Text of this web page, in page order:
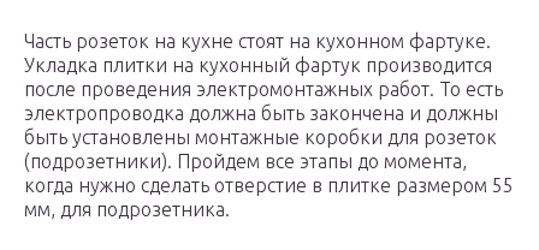
Часть розеток на кухне стоят на кухонном фартуке.
Укладка плитки на кухонный фартук производится
после проведения электромонтажных работ. То есть
электропроводка должна быть закончена и должны
быть установлены монтажные коробки для розеток
(подрозетники). Пройдем все этапы до момента,
когда нужно сделать отверстие в плитке размером 55
мм, для подрозетника.